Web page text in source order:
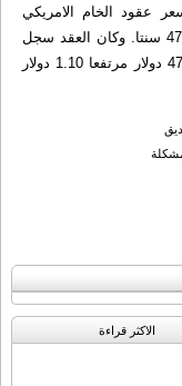
سجل سعر عقود الخام الامريكي
لشهر ابريل نيسان 46.88 دولار للبرميل منخفضا 47 سنتا. وكان العقد سجل
عند التسوية في بورصة نايمكس يوم الاثنين 47.35 دولار مرتفعا 1.10 دولار
الاکثر قراءة